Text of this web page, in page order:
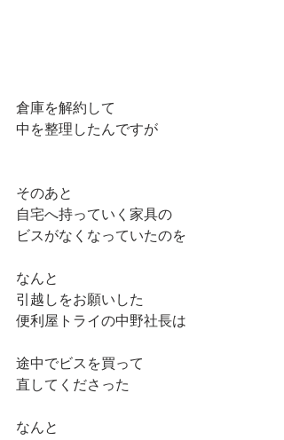
倉庫を解約して
中を整理したんですが
そのあと
自宅へ持っていく家具の
ビスがなくなっていたのを
なんと
引越しをお願いした
便利屋トライの中野社長は
途中でビスを買って
直してくださった
なんと